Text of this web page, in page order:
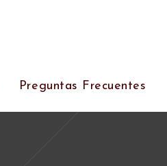
Preguntas Frecuentes